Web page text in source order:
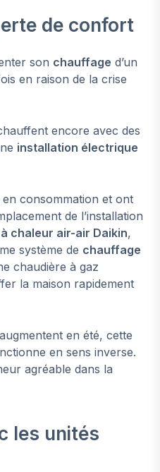
de confort
son chauffage d’un
en raison de la crise
encore avec des
installation électrique
consommation et ont
de l’installation
chaleur air-air Daikin,
système de chauffage
chaudière à gaz
la maison rapidement
en été, cette
en sens inverse.
agréable dans la
les unités